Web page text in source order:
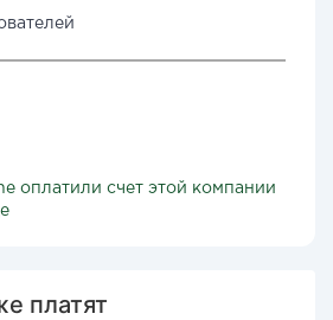
оплатили счет этой компании
платят